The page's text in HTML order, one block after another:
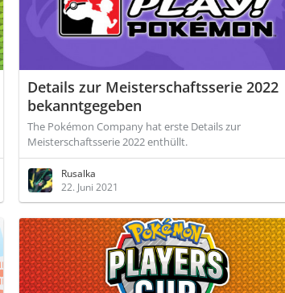
Details zur Meisterschaftsserie 2022
bekanntgegeben
The Pokémon Company hat erste Details zur
Meisterschaftsserie 2022 enthüllt.
Rusalka
22. Juni 2021